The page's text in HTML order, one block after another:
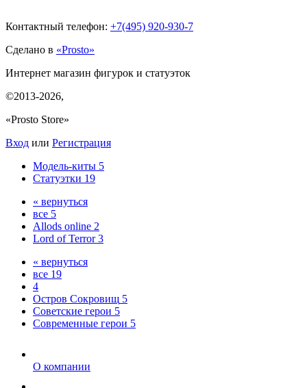
Контактный телефон: +7(495) 920-930-7
Сделано в «Prosto»
Интернет магазин фигурок и статуэток
©2013-2026,
«Prosto Store»
Вход или Регистрация
Модель-киты 5
Статуэтки 19
« вернуться
все 5
Allods online 2
Lord of Terror 3
« вернуться
все 19
4
Остров Сокровищ 5
Советские герои 5
Современные герои 5
О компании